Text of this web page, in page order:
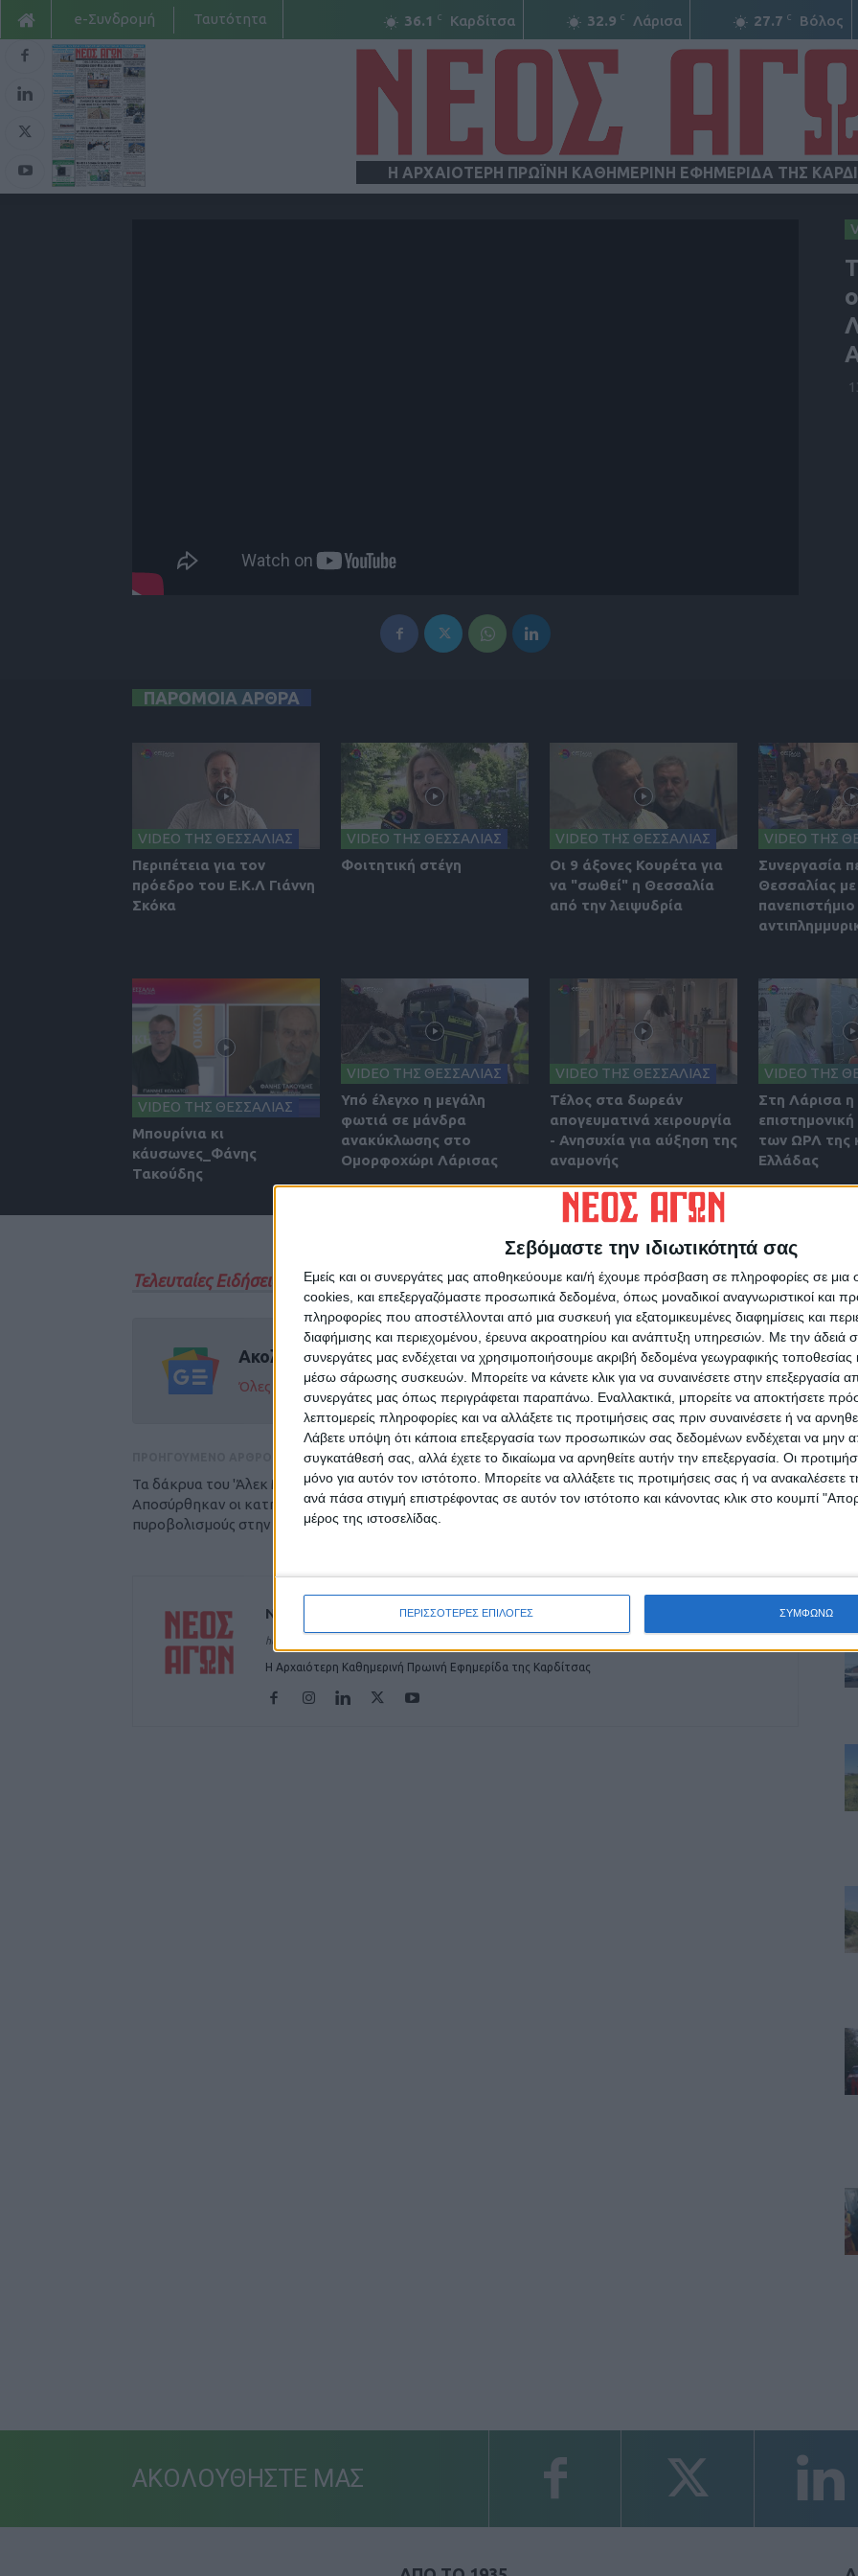
Σεβόμαστε την ιδιωτικότητά σας
Εμείς και οι συνεργάτες μας αποθηκεύουμε και/ή έχουμε πρόσβαση σε πληροφορίες σε
cookies, και επεξεργαζόμαστε προσωπικά δεδομένα, όπως μοναδικοί αναγνωριστικοί και
πληροφορίες που αποστέλλονται από μια συσκευή για εξατομικευμένες διαφημίσεις και
διαφήμισης και περιεχομένου, έρευνα ακροατηρίου και ανάπτυξη υπηρεσιών. Με την άδειά
συνεργάτες μας ενδέχεται να χρησιμοποιήσουμε ακριβή δεδομένα γεωγραφικής τοποθεσίας
μέσω σάρωσης συσκευών. Μπορείτε να κάνετε κλικ για να συναινέσετε στην επεξεργασία
συνεργάτες μας όπως περιγράφεται παραπάνω. Εναλλακτικά, μπορείτε να αποκτήσετε
λεπτομερείς πληροφορίες και να αλλάξετε τις προτιμήσεις σας πριν συναινέσετε ή να
Λάβετε υπόψη ότι κάποια επεξεργασία των προσωπικών σας δεδομένων ενδέχεται να μην
συγκατάθεσή σας, αλλά έχετε το δικαίωμα να αρνηθείτε αυτήν την επεξεργασία. Οι
μόνο για αυτόν τον ιστότοπο. Μπορείτε να αλλάξετε τις προτιμήσεις σας ή να ανακαλέσετε
ανά πάσα στιγμή επιστρέφοντας σε αυτόν τον ιστότοπο και κάνοντας κλικ στο κουμπί
μέρος της ιστοσελίδας.
ΠΕΡΙΣΣΟΤΕΡΕΣ ΕΠΙΛΟΓΕΣ ΣΥΜΦΩΝΩ
36.1 C Καρδίτσα 32.9 C Λάρισα 27.7 C Βόλος
e-Συνδρομή Ταυτότητα
Η ΑΡΧΑΙΟΤΕΡΗ ΠΡΩΪΝΗ ΚΑΘΗΜΕΡΙΝΗ ΕΦΗΜΕΡΙΔΑ ΤΗΣ
ΠΑΡΟΜΟΙΑ ΑΡΘΡΑ
VIDEO ΤΗΣ ΘΕΣΣΑΛΙΑΣ
Περιπέτεια για τον
πρόεδρο του Ε.Κ.Λ Γιάννη
Σκόκα
VIDEO ΤΗΣ ΘΕΣΣΑΛΙΑΣ
Φοιτητική στέγη
VIDEO ΤΗΣ ΘΕΣΣΑΛΙΑΣ
Οι 9 άξονες Κουρέτα για
να "σωθεί" η Θεσσαλία
από την λειψυδρία
VIDEO ΤΗΣ
Συνεργασία
Θεσσαλίας
VIDEO ΤΗΣ ΘΕΣΣΑΛΙΑΣ
Μπουρίνια κι
κάυσωνες_Φάνης
Τακούδης
VIDEO ΤΗΣ ΘΕΣΣΑΛΙΑΣ
Υπό έλεγχο η μεγάλη
φωτιά σε μάνδρα
ανακύκλωσης στο
Ομορφοχώρι Λάρισας
VIDEO ΤΗΣ ΘΕΣΣΑΛΙΑΣ
Τέλος στα δωρεάν
απογευματινά χειρουργία
- Ανησυχία για αύξηση της
αναμονής
VIDEO ΤΗΣ
Στη Λάρισα η
των ΩΡΛ της
Ελλάδας
Τελευταίες Ειδήσεις Σήμερα
Ακολούθησε την εφημερίδα ΝΕΟΣ ΑΓΩΝ στο Google News!
Όλες οι εξελίξεις στην περιοχή της Καρδίτσας και ευρύτερα της Θεσσαλίας
Τα δάκρυα του 'Άλεκ Μπάλντουιν -
Αποσύρθηκαν οι κατηγορίες για τους
πυροβολισμούς στην ταινία Rust
ΕΠΟΜΕΝΟ ΑΡΘΡΟ
Θέμα ημέρας: Σε λίγες ημέρες βγαίνουν οι
βάσεις; Πόσο εύκολα μια οικογένεια μπορεί να
ΝΕΟΣ ΑΓΩΝ
https://neosagon.gr
Η Αρχαιότερη Καθημερινή Πρωινή Εφημερίδα της Καρδίτσας
ΑΚΟΛΟΥΘΗΣΤΕ ΜΑΣ